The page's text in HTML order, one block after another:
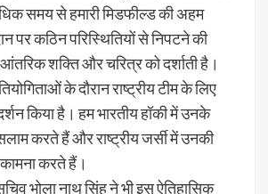
समय से हमारी मिडफील्ड की अहम
पर कठिन परिस्थितियों से निपटने की
शक्ति और चरित्र को दर्शाती है।
के दौरान राष्ट्रीय टीम के लिए
किया है। हम भारतीय हॉकी में उनके
करते हैं और राष्ट्रीय जर्सी में उनकी
करते हैं।
भोला नाथ सिंह ने भी इस ऐतिहासिक